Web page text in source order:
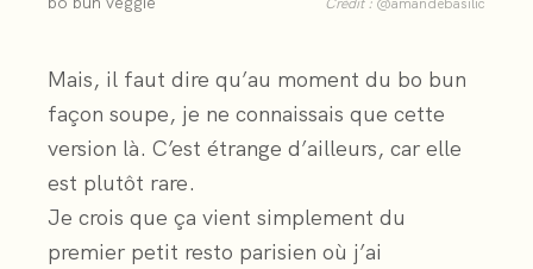
Mais, il faut dire qu’au moment du bo bun
façon soupe, je ne connaissais que cette
version là. C’est étrange d’ailleurs, car elle
est plutôt rare.
Je crois que ça vient simplement du
premier petit resto parisien où j’ai